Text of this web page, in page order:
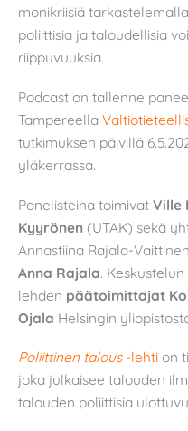
monikriisiä
poliittisia ja taloudellisia
riippuvuuksia.
Podcast on tallenne
Tampereella
tutkimuksen päivillä
yläkerrassa.
Panelisteina toimivat Ville
Kyyrönen (UTAK) sekä
Annastiina Rajala-
Anna Rajala.
lehden päätoimittajat
Ojala Helsingin
Poliittinen talous-lehti on
joka julkaisee talouden
talouden poliittisia